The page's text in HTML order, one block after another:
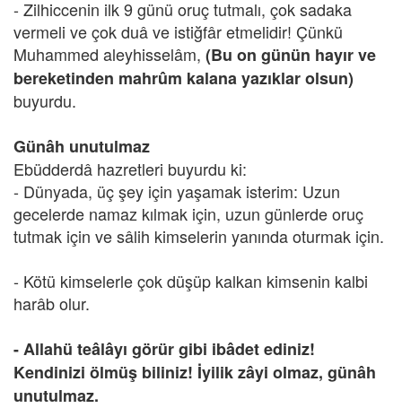
- Zilhiccenin ilk 9 günü oruç tutmalı, çok sadaka
vermeli ve çok duâ ve istiğfâr etmelidir! Çünkü
Muhammed aleyhisselâm, (Bu on günün hayır ve
bereketinden mahrûm kalana yazıklar olsun)
buyurdu.
Günâh unutulmaz
Ebüdderdâ hazretleri buyurdu ki:
- Dünyada, üç şey için yaşamak isterim: Uzun
gecelerde namaz kılmak için, uzun günlerde oruç
tutmak için ve sâlih kimselerin yanında oturmak için.
- Kötü kimselerle çok düşüp kalkan kimsenin kalbi
harâb olur.
- Allahü teâlâyı görür gibi ibâdet ediniz!
Kendinizi ölmüş biliniz! İyilik zâyi olmaz, günâh
unutulmaz.